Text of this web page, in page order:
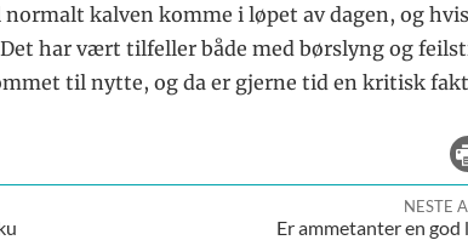
kalven komme i løpet av dagen, og
har vært tilfeller både med børslyng og
til nytte, og da er gjerne tid en kritisk
NESTE
Er ammetanter en god